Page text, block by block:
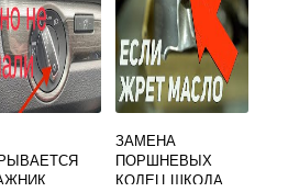
ЗАМЕНА
ПОРШНЕВЫХ
КОЛЕЦ ШКОДА